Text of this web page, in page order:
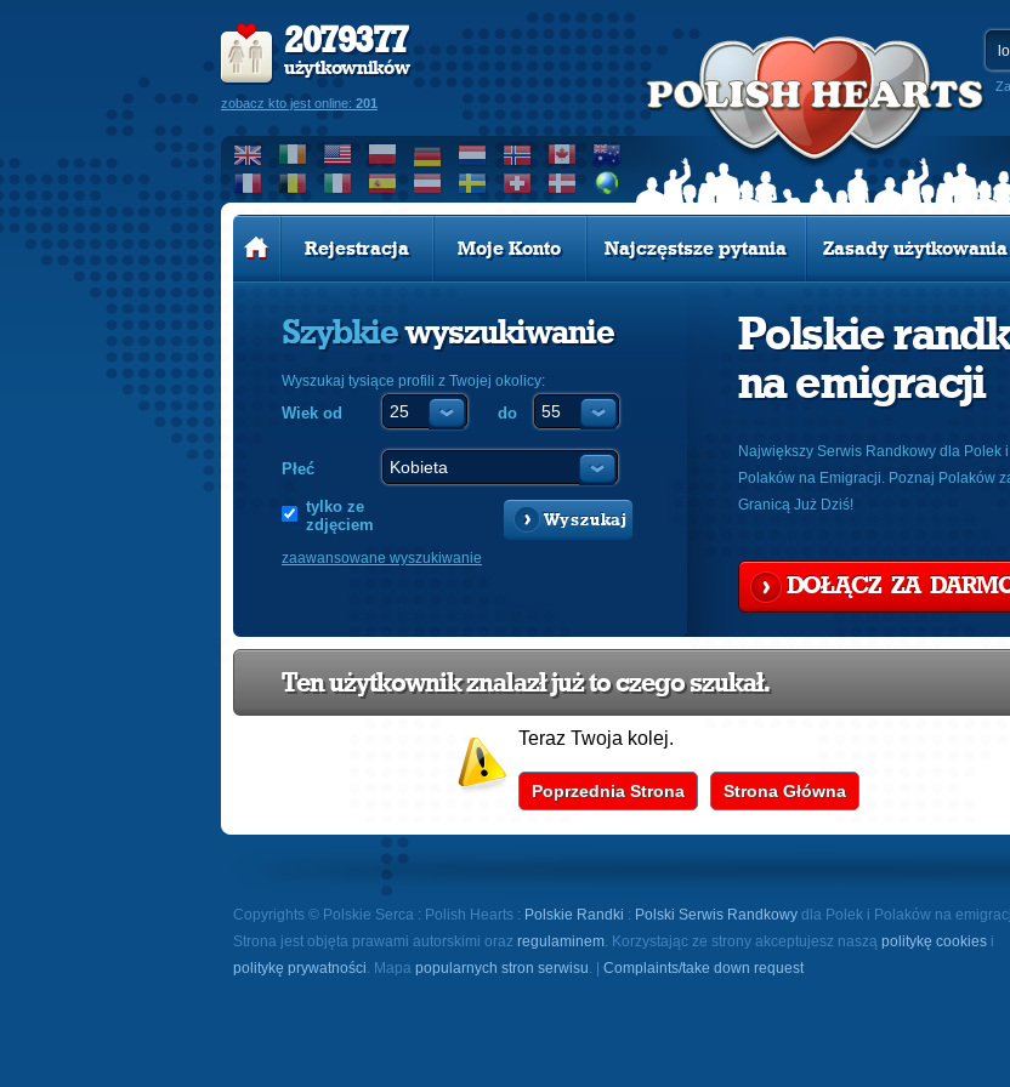
2079377
użytkowników
zobacz kto jest online: 201
Rejestracja Moje Konto Najczęstsze pytania Zasady użytkowania
Szybkiewyszukiwanie
Wyszukaj tysiące profili z Twojej okolicy:
Wiek od do
Płeć
tylko ze
zdjęciem
Wyszukaj
zaawansowane wyszukiwanie
Polskie
na emigracji
Największy Serwis Randkowy dla Polek i
Polaków na Emigracji. Poznaj Polaków
Granicą Już Dziś!
DOŁĄCZ ZA
Ten użytkownik znalazł już to czego szukał.
Teraz Twoja kolej.
Poprzednia Strona Strona Główna
Copyrights © Polskie Serca : Polish Hearts : Polskie Randki : Polski Serwis Randkowy dla Polek i Polaków na
Strona jest objęta prawami autorskimi oraz regulaminem. Korzystając ze strony akceptujesz naszą politykę cookies i
politykę prywatności. Mapa popularnych stron serwisu. | Complaints/take down request